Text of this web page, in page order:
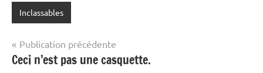
Inclassables
Navigation
de
Publication précédente
Ceci n’est pas une casquette.